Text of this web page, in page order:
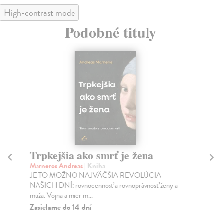
High-contrast mode
Podobné tituly
Trpkejšia ako smrť je žena
Marneros Andreas| Kniha
JE TO MOŽNO NAJVÄČŠIA REVOLÚCIA
NAŠICH DNÍ: rovnocennosť a rovnoprávnosť ženy a
muža. Vojna a mier m...
Zasielame do 14 dní